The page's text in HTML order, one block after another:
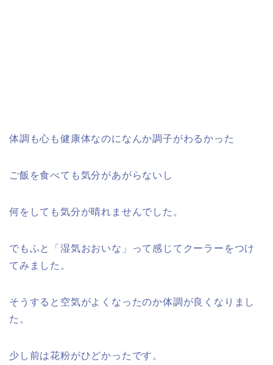
体調も心も健康体なのになんか調子がわるかった
ご飯を食べても気分があがらないし
何をしても気分が晴れませんでした。
でもふと「湿気おおいな」って感じてクーラーをつけ
てみました。
そうすると空気がよくなったのか体調が良くなりまし
た。
少し前は花粉がひどかったです。